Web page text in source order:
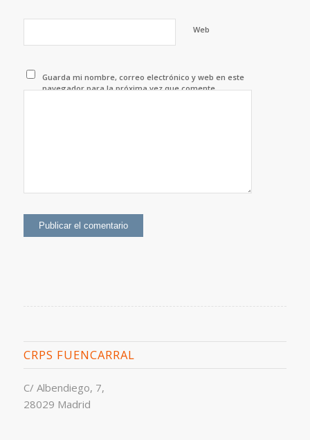
Web
Guarda mi nombre, correo electrónico y web en este
navegador para la próxima vez que comente.
CRPS FUENCARRAL
C/ Albendiego, 7,
28029 Madrid